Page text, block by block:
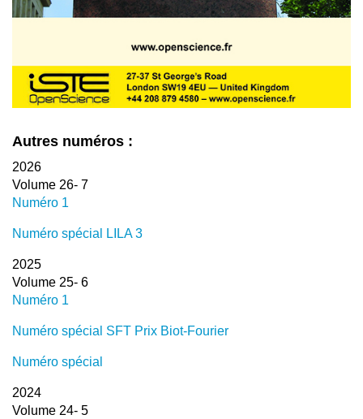
Autres numéros :
2026
Volume 26- 7
Numéro 1
Numéro spécial LILA 3
2025
Volume 25- 6
Numéro 1
Numéro spécial SFT Prix Biot-Fourier
Numéro spécial
2024
Volume 24- 5